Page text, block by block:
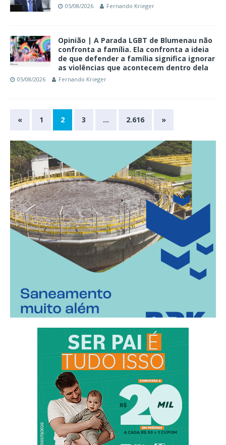
05/08/2026 Fernando Krieger
Opinião | A Parada LGBT de Blumenau não
confronta a família. Ela confronta a ideia
de que defender a família significa ignorar
as violências que acontecem dentro dela
05/08/2026 Fernando Krieger
« 1 2 3 … 2.616 »